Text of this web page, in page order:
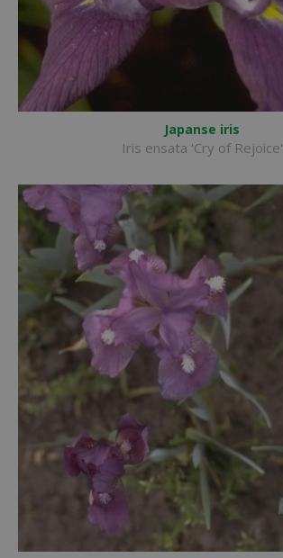
Japanse iris
Iris ensata 'Cry of Rejoice'